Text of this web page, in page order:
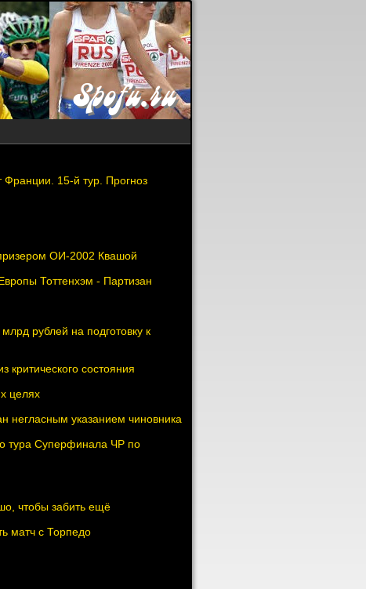
15-й тур. Прогноз
ОИ-2002 Квашой
Тоттенхэм - Партизан
рублей на подготовку к
критического состояния
целях
негласным указанием чиновника
тура Суперфинала ЧР по
чтобы забить ещё
матч с Торпедо